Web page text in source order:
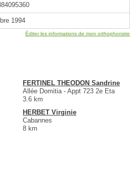
1994
Éditer les informations de mon orthophoniste
FERTINEL THEODON Sandrine
Allée Domitia - Appt 723 2e Eta
3.6 km
HERBET Virginie
Cabannes
8 km